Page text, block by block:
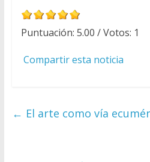
Puntuación: 5.00 / Votos: 1
Compartir esta noticia
← El arte como vía